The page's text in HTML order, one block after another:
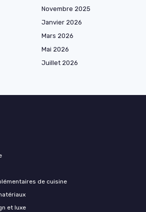
Novembre 2025
Janvier 2026
Mars 2026
Mai 2026
Juillet 2026
de cuisine
et luxe